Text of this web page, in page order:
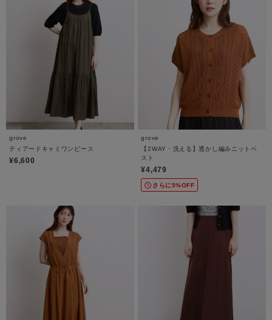
grove
ティアードキャミワンピース
¥6,600
grove
【2WAY・洗える】透かし編みニットベ
スト
¥4,479
さらに5%OFF